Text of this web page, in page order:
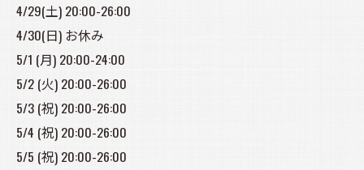
4/29(土) 20:00-26:00
4/30(日) お休み
5/1 (月) 20:00-24:00
5/2 (火) 20:00-26:00
5/3 (祝) 20:00-26:00
5/4 (祝) 20:00-26:00
5/5 (祝) 20:00-26:00